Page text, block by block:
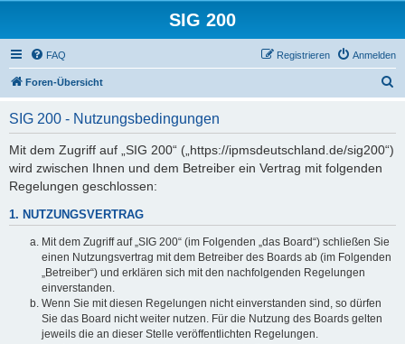
SIG 200
FAQ Anmelden
Registrieren
Foren-Übersicht
SIG 200 - Nutzungsbedingungen
Mit dem Zugriff auf „SIG 200“ („https://ipmsdeutschland.de/sig200“)
wird zwischen Ihnen und dem Betreiber ein Vertrag mit folgenden
Regelungen geschlossen:
1. NUTZUNGSVERTRAG
Mit dem Zugriff auf „SIG 200“ (im Folgenden „das Board“) schließen Sie
einen Nutzungsvertrag mit dem Betreiber des Boards ab (im Folgenden
„Betreiber“) und erklären sich mit den nachfolgenden Regelungen
einverstanden.
Wenn Sie mit diesen Regelungen nicht einverstanden sind, so dürfen
Sie das Board nicht weiter nutzen. Für die Nutzung des Boards gelten
jeweils die an dieser Stelle veröffentlichten Regelungen.